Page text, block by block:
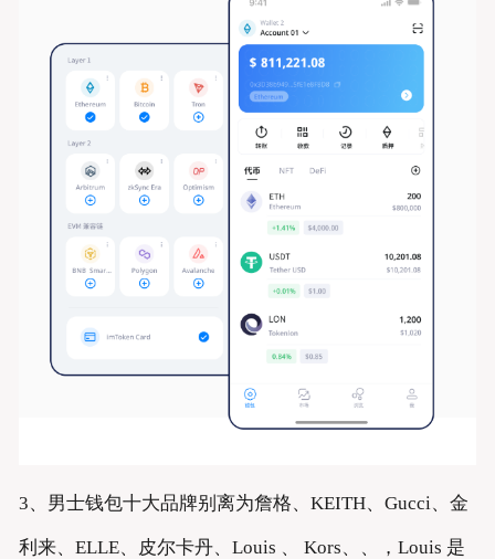
3、男士钱包十大品牌别离为詹格、KEITH、Gucci、金
利来、ELLE、皮尔卡丹、Louis 、 Kors、、，Louis 是